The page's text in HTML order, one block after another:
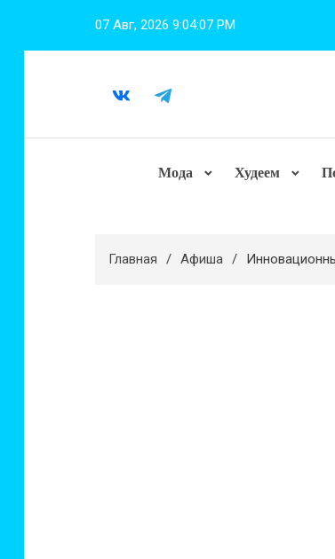
07 Авг, 2026 9:04:08 PM
Мода Худеем
Главная Афиша